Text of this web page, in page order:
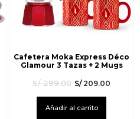
Cafetera Moka Express Déco
Glamour 3 Tazas + 2 Mugs
S/299.00 S/209.00
Añadir al carrito